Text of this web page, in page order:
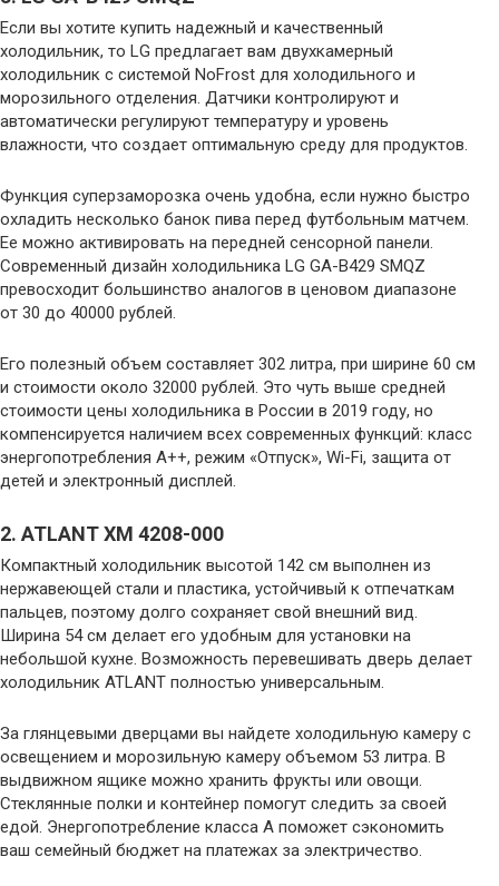
Если вы хотите купить надежный и качественный
холодильник, то LG предлагает вам двухкамерный
холодильник с системой NoFrost для холодильного и
морозильного отделения. Датчики контролируют и
автоматически регулируют температуру и уровень
влажности, что создает оптимальную среду для продуктов.
Функция суперзаморозка очень удобна, если нужно быстро
охладить несколько банок пива перед футбольным матчем.
Ее можно активировать на передней сенсорной панели.
Современный дизайн холодильника LG GA-B429 SMQZ
превосходит большинство аналогов в ценовом диапазоне
от 30 до 40000 рублей.
Его полезный объем составляет 302 литра, при ширине 60 см
и стоимости около 32000 рублей. Это чуть выше средней
стоимости цены холодильника в России в 2019 году, но
компенсируется наличием всех современных функций: класс
энергопотребления А++, режим «Отпуск», Wi-Fi, защита от
детей и электронный дисплей.
2. ATLANT ХМ 4208-000
Компактный холодильник высотой 142 см выполнен из
нержавеющей стали и пластика, устойчивый к отпечаткам
пальцев, поэтому долго сохраняет свой внешний вид.
Ширина 54 см делает его удобным для установки на
небольшой кухне. Возможность перевешивать дверь делает
холодильник ATLANT полностью универсальным.
За глянцевыми дверцами вы найдете холодильную камеру с
освещением и морозильную камеру объемом 53 литра. В
выдвижном ящике можно хранить фрукты или овощи.
Стеклянные полки и контейнер помогут следить за своей
едой. Энергопотребление класса А поможет сэкономить
ваш семейный бюджет на платежах за электричество.